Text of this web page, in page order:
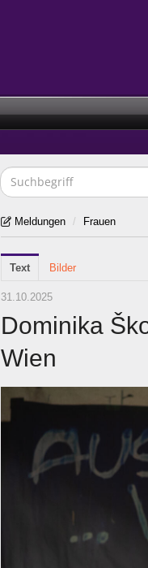
Meldungen / Frauen
Text Bilder
31.10.2025
Dominika
Wien